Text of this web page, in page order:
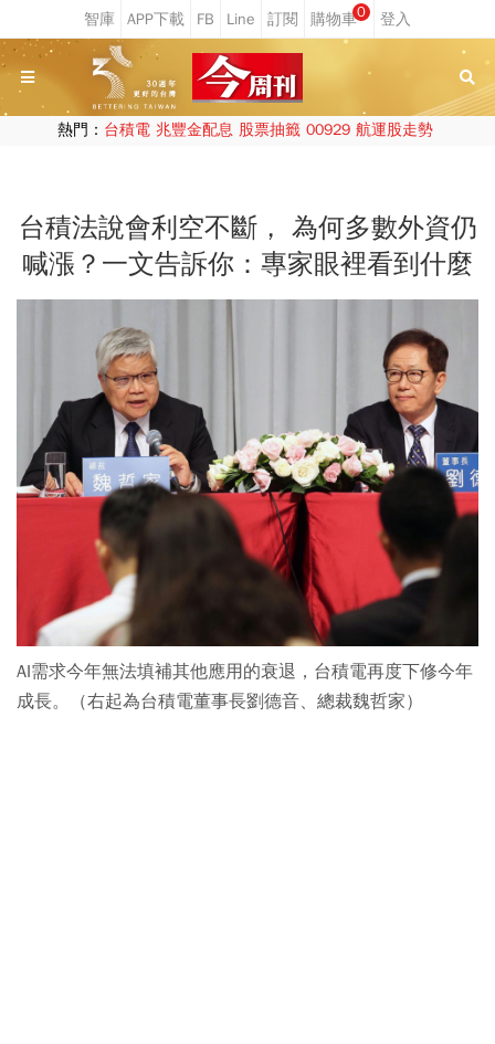
0
熱門： 台積電 兆豐金配息 股票抽籤 00929 航運股走勢
台積法說會利空不斷， 為何多數外資仍
喊漲？一文告訴你：專家眼裡看到什麼
AI需求今年無法填補其他應用的衰退，台積電再度下修今年
成長。（右起為台積電董事長劉德音、總裁魏哲家）